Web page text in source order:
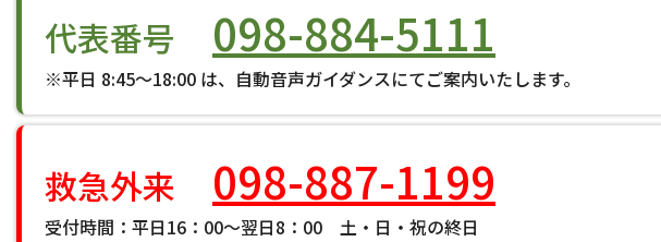
代表番号 098-884-5111
※平日 8:45～18:00 は、自動音声ガイダンスにてご案内いたします。
救急外来 098-887-1199
受付時間：平日16：00～翌日8：00 土・日・祝の終日